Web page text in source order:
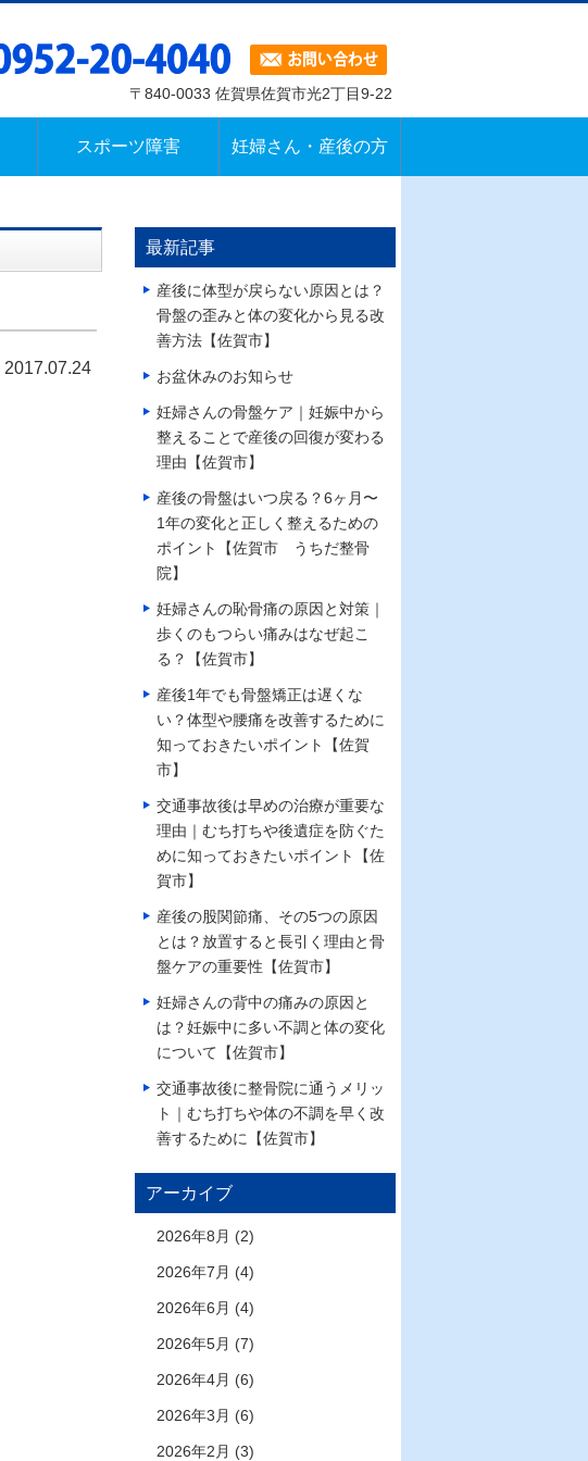
〒840-0033 佐賀県佐賀市光2丁目9-22
スポーツ障害 妊婦さん・産後の方
2017.07.24
最新記事
産後に体型が戻らない原因とは？
骨盤の歪みと体の変化から見る改
善方法【佐賀市】
お盆休みのお知らせ
妊婦さんの骨盤ケア｜妊娠中から
整えることで産後の回復が変わる
理由【佐賀市】
産後の骨盤はいつ戻る？6ヶ月〜
1年の変化と正しく整えるための
ポイント【佐賀市 うちだ整骨
院】
妊婦さんの恥骨痛の原因と対策｜
歩くのもつらい痛みはなぜ起こ
る？【佐賀市】
産後1年でも骨盤矯正は遅くな
い？体型や腰痛を改善するために
知っておきたいポイント【佐賀
市】
交通事故後は早めの治療が重要な
理由｜むち打ちや後遺症を防ぐた
めに知っておきたいポイント【佐
賀市】
産後の股関節痛、その5つの原因
とは？放置すると長引く理由と骨
盤ケアの重要性【佐賀市】
妊婦さんの背中の痛みの原因と
は？妊娠中に多い不調と体の変化
について【佐賀市】
交通事故後に整骨院に通うメリッ
ト｜むち打ちや体の不調を早く改
善するために【佐賀市】
アーカイブ
2026年8月 (2)
2026年7月 (4)
2026年6月 (4)
2026年5月 (7)
2026年4月 (6)
2026年3月 (6)
2026年2月 (3)